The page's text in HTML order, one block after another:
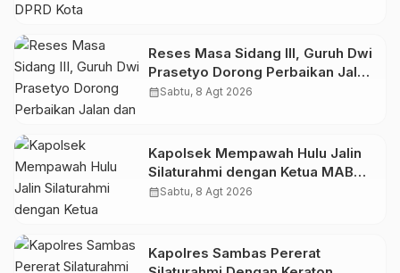
Reses Masa Sidang III, Guruh Dwi
Prasetyo Dorong Perbaikan Jalan
dan Plengsengan di Kedopok
calendar_monthSabtu, 8 Agt 2026
Kapolsek Mempawah Hulu Jalin
Silaturahmi dengan Ketua MABM
Kecamatan Mempawah Hulu
calendar_monthSabtu, 8 Agt 2026
Kapolres Sambas Pererat